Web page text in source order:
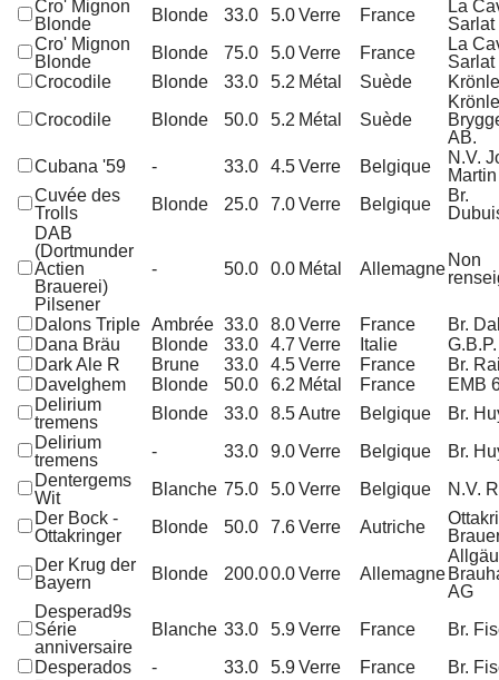
Cro' Mignon
Blonde
Blonde 33.0 5.0Verre France
La
Sarlat
Cro' Mignon
Blonde
Blonde 75.0 5.0Verre France
La
Sarlat
Crocodile
Blonde 33.0 5.2 Métal Suède
Crocodile
Blonde 50.0 5.2 Métal Suède
AB.
Cubana '59
- 33.0 4.5Verre Belgique
N.V.
Cuvée des
Trolls
Blonde 25.0 7.0Verre Belgique
Br.
DAB
(Dortmunder
Actien
Brauerei)
Pilsener
- 50.0 0.0 Métal Allemagne Non
Dalons Triple Ambrée 33.0 8.0Verre France
Br.
Dana Bräu
Blonde 33.0 4.7 Verre Italie
G.B.P.
Dark Ale R
Brune 33.0 4.5Verre France
Br.
Davelghem
Blonde 50.0 6.2 Métal France
EMB
Delirium
tremens
Blonde 33.0 8.5Autre Belgique
Br.
Delirium
tremens
- 33.0 9.0Verre Belgique
Br.
Dentergems
Wit
Blanche 75.0 5.0Verre Belgique
N.V.
Der Bock -
Ottakringer
Blonde 50.0 7.6Verre Autriche
Der Krug der
Bayern
Blonde 200.00.0Verre Allemagne
AG
Desperad9s
Série
anniversaire
Blanche 33.0 5.9Verre France
Br.
Desperados
- 33.0 5.9Verre France
Br.